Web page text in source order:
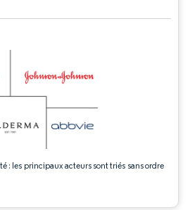
: les principaux acteurs sont triés sans ordre
La réutilisation nécessite une attribution sous CC